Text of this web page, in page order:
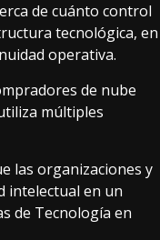
de cuánto control
tecnológica, en
operativa.
de nube
múltiples
las organizaciones y
intelectual en un
de Tecnología en